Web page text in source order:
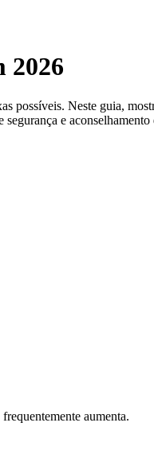
2026
possíveis. Neste guia,
e
aumenta.